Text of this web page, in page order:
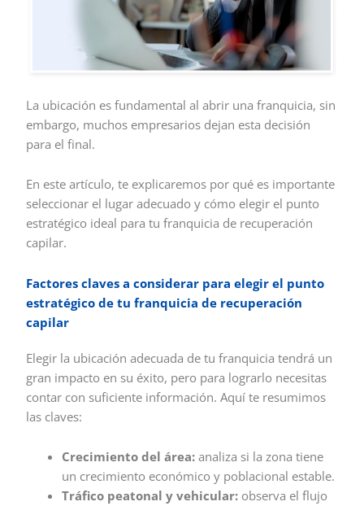
La ubicación es fundamental al abrir una franquicia, sin
embargo, muchos empresarios dejan esta decisión
para el final.
En este artículo, te explicaremos por qué es importante
seleccionar el lugar adecuado y cómo elegir el punto
estratégico ideal para tu franquicia de recuperación
capilar.
Factores claves a considerar para elegir el punto
estratégico de tu franquicia de recuperación
capilar
Elegir la ubicación adecuada de tu franquicia tendrá un
gran impacto en su éxito, pero para lograrlo necesitas
contar con suficiente información. Aquí te resumimos
las claves:
Crecimiento del área: analiza si la zona tiene
un crecimiento económico y poblacional estable.
Tráfico peatonal y vehicular: observa el flujo